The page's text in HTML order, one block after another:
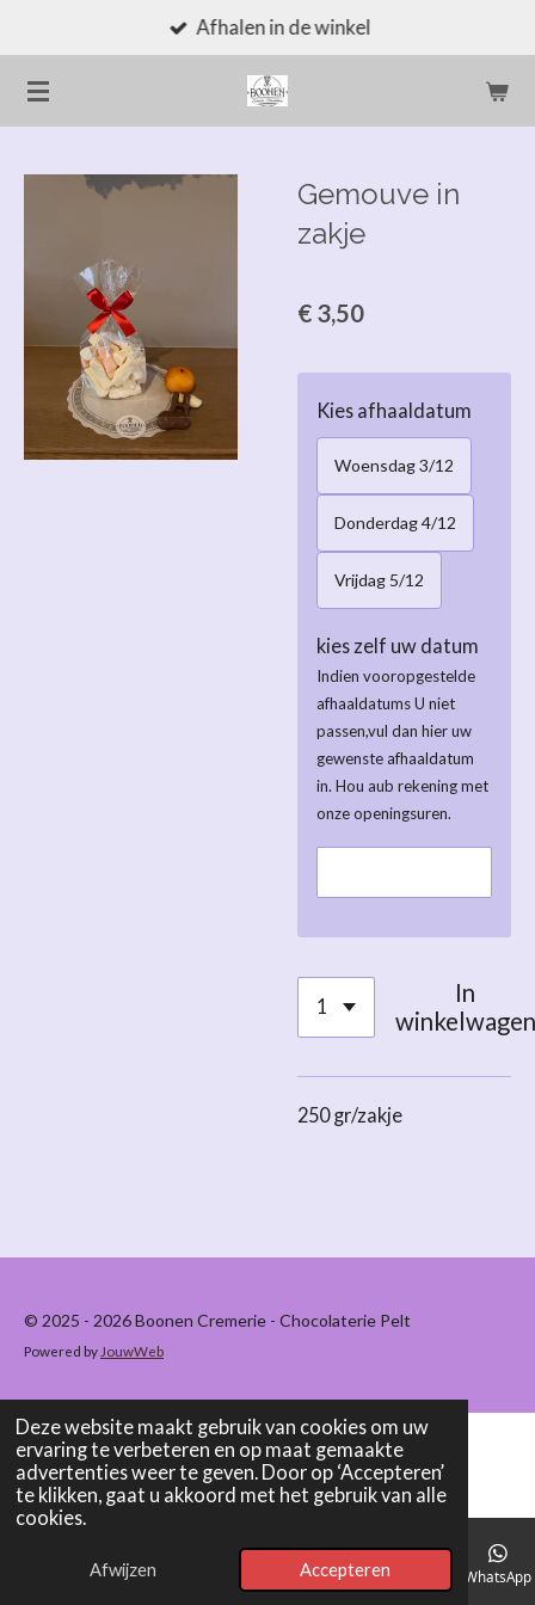
Deze website maakt gebruik van cookies om uw
ervaring te verbeteren en op maat gemaakte
advertenties weer te geven. Door op ‘Accepteren’
te klikken, gaat u akkoord met het gebruik van alle
cookies.
Afwijzen Accepteren
direct
naar
de
Afhalen in de winkel
Gemouve in
zakje
€ 3,50
Kies afhaaldatum
Woensdag 3/12
Donderdag 4/12
Vrijdag 5/12
kies zelf uw datum
Indien vooropgestelde
afhaaldatums U niet
passen,vul dan hier uw
gewenste afhaaldatum
in. Hou aub rekening met
onze openingsuren.
In
winkelwagen
250 gr/zakje
© 2025 - 2026 Boonen Cremerie - Chocolaterie Pelt
Powered by JouwWeb
E-mailadres Kaart WhatsApp